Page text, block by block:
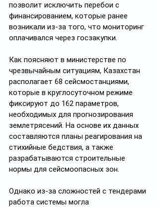
позволит исключить перебои с
финансированием, которые ранее
возникали из-за того, что мониторинг
оплачивался через госзакупки.
Как поясняют в министерстве по
чрезвычайным ситуациям, Казахстан
располагает 68 сейсмостанциями,
которые в круглосуточном режиме
фиксируют до 162 параметров,
необходимых для прогнозирования
землетрясений. На основе их данных
составляются планы реагирования на
стихийные бедствия, а также
разрабатываются строительные
нормы для сейсмоопасных зон.
Однако из-за сложностей с тендерами
работа системы могла